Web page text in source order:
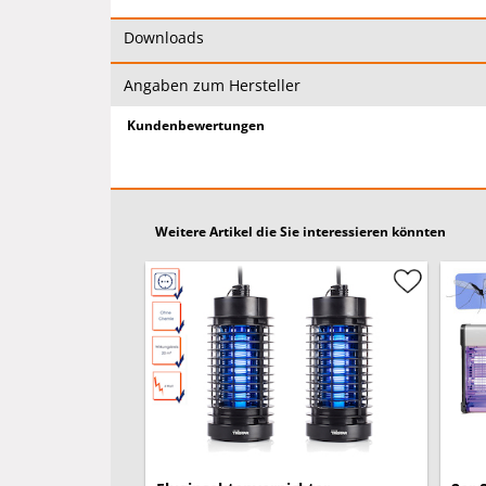
Fliegen an und sind daher auch als Fliegenfallen
Sollten Sie eine größere Menge dieses Artikels
gerne an.
Downloads
Angaben zum Hersteller
Kundenbewertungen
Weitere Artikel die Sie interessieren könnten